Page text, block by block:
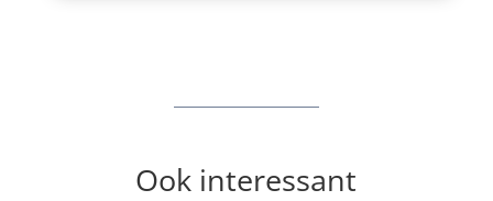
Ook interessant